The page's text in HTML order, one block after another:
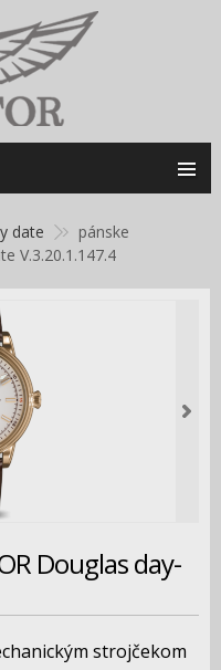
date
pánske
V.3.20.1.147.4
Douglas day-
strojčekom